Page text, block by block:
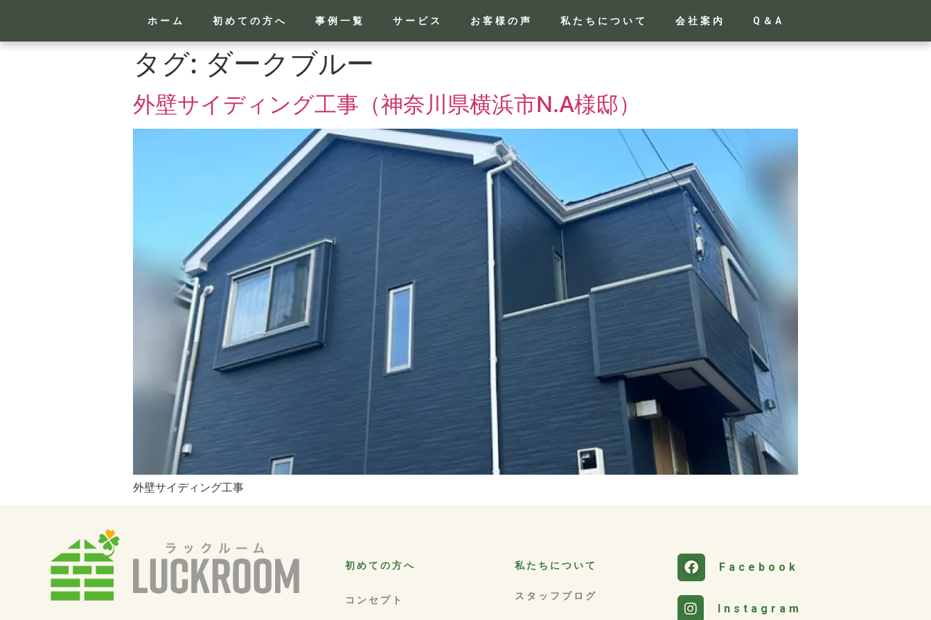
ホーム 初めての方へ 事例一覧 サービス お客様の声 私たちについて 会社案内 Q＆A
タグ: ダークブルー
外壁サイディング工事（神奈川県横浜市N.A様邸）
外壁サイディング工事
初めての方へ
コンセプト
私たちについて
スタッフブログ
Facebook
Instagram